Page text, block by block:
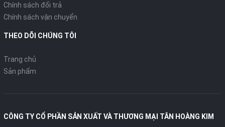
Chính sách đổi trả
Chính sách vận chuyển
THEO DÕI CHÚNG TÔI
Trang chủ
Sản phẩm
CÔNG TY CỔ PHẦN SẢN XUẤT VÀ THƯƠNG MẠI TÂN HOÀNG KIM